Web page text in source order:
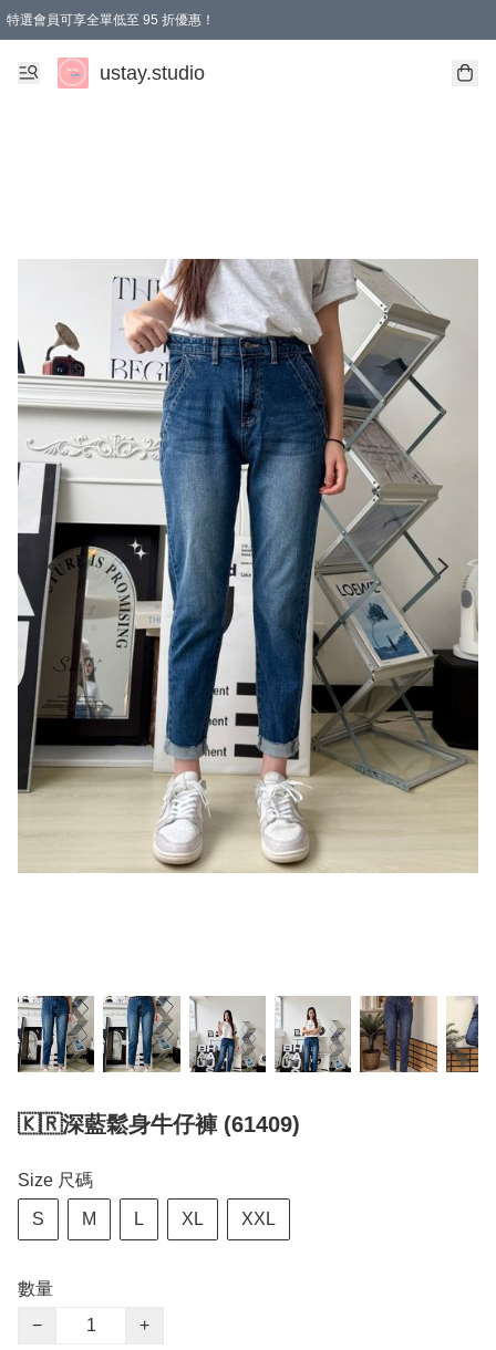
特選會員可享全單低至 95 折優惠！
ustay.studio
🇰🇷深藍鬆身牛仔褲 (61409)
Size 尺碼
S M L XL XXL
數量
−
+